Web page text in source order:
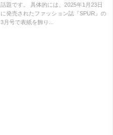
話題です。 具体的には、2025年1月23日
に発売されたファッション誌『SPUR』の
3月号で表紙を飾り...